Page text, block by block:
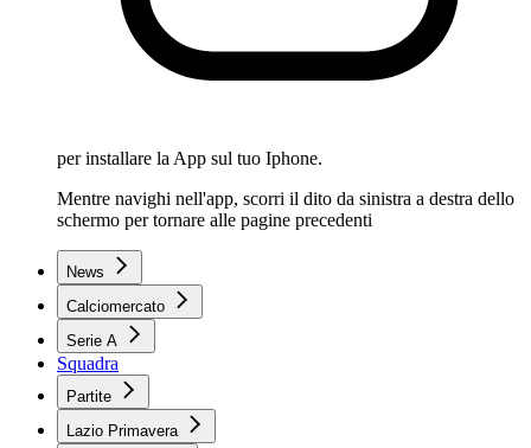
per installare la App sul tuo Iphone.
Mentre navighi nell'app, scorri il dito da sinistra a destra dello
schermo per tornare alle pagine precedenti
News
Calciomercato
Serie A
Squadra
Partite
Lazio Primavera